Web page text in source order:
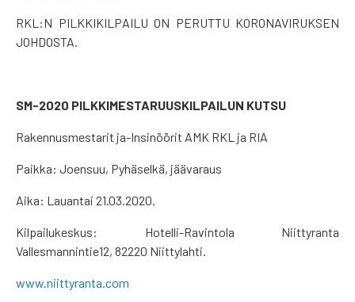
RKL:N PILKKIKILPAILU ON PERUTTU KORONAVIRUKSEN
JOHDOSTA.
SM-2020 PILKKIMESTARUUSKILPAILUN KUTSU
Rakennusmestarit ja-Insinöörit AMK RKL ja RIA
Paikka: Joensuu, Pyhäselkä, jäävaraus
Aika: Lauantai 21.03.2020.
Kilpailukeskus: Hotelli-Ravintola Niittyranta
Vallesmannintie12, 82220 Niittylahti.
www.niittyranta.com